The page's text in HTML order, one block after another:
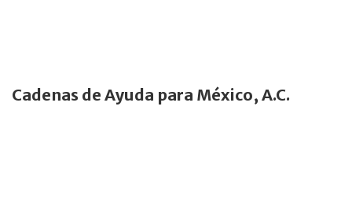
Cadenas de Ayuda para México, A.C.